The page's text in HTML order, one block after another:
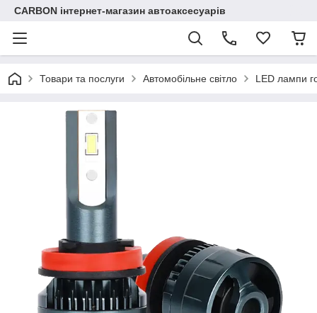
CARBON інтернет-магазин автоаксесуарів
Товари та послуги Автомобільне світло LED лампи